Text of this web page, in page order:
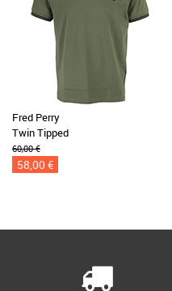
Fred Perry
Twin Tipped
60,00 €
58,00 €